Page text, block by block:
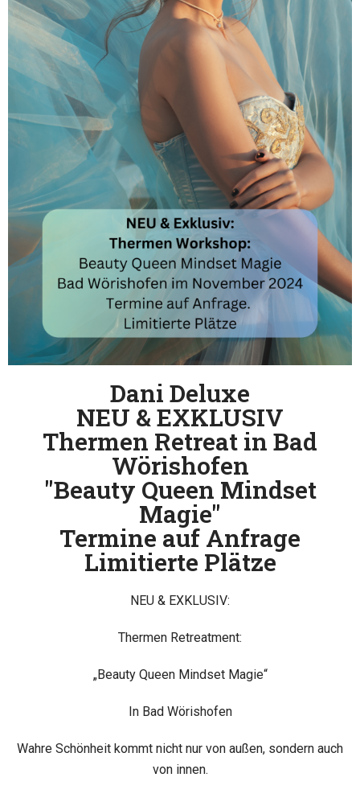
Dani Deluxe
NEU & EXKLUSIV
Thermen Retreat in Bad
Wörishofen
"Beauty Queen Mindset
Magie"
Termine auf Anfrage
Limitierte Plätze
NEU & EXKLUSIV:
Thermen Retreatment:
„Beauty Queen Mindset Magie“
In Bad Wörishofen
Wahre Schönheit kommt nicht nur von außen, sondern auch
von innen.